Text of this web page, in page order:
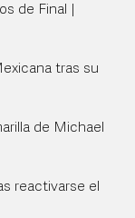
de Final |
tras su
de Michael
reactivarse el